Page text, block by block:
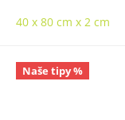
40 x 80 cm x 2 cm
Naše tipy %